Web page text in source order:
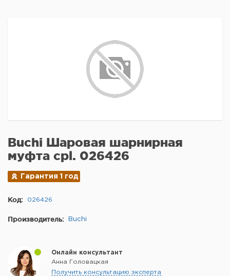
Buchi Шаровая шарнирная
муфта cpl. 026426
Гарантия 1 год
Код: 026426
Производитель: Buchi
Онлайн консультант
Анна Головацкая
Получить консультацию эксперта